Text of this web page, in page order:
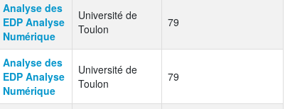
Analyse des
EDP Analyse
Numérique
Université de
Toulon
79
Analyse des
EDP Analyse
Numérique
Université de
Toulon
79